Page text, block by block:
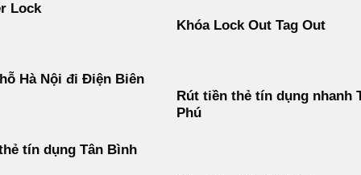
Lock
Khóa Lock Out Tag Out
Hà Nội đi Điện Biên
Rút tiền thẻ tín dụng nhanh
Phú
tín dụng Tân Bình